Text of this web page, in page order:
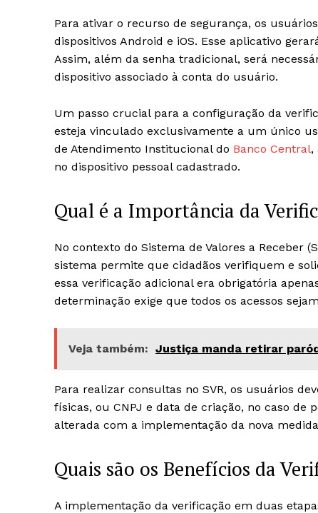
Para ativar o recurso de segurança, os
dispositivos Android e iOS. Esse aplicativo
Assim, além da senha tradicional, será
dispositivo associado à conta do usuário.
Um passo crucial para a configuração da
esteja vinculado exclusivamente a um único
de Atendimento Institucional do Banco Central,
no dispositivo pessoal cadastrado.
Qual é a Importância da
No contexto do Sistema de Valores a Receber
sistema permite que cidadãos verifiquem e
essa verificação adicional era obrigatória
determinação exige que todos os acessos
Veja também: Justiça manda retirar
Para realizar consultas no SVR, os usuários
físicas, ou CNPJ e data de criação, no caso de
alterada com a implementação da nova
Quais são os Benefícios da
A implementação da verificação em duas